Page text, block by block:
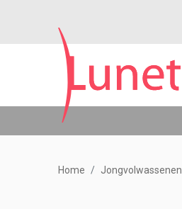
Home Jongvolwassenen